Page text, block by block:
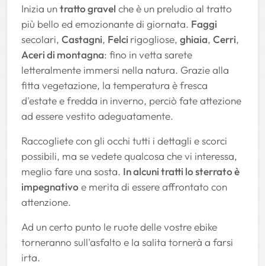
Inizia untratto gravel che è un preludio al tratto
più bello ed emozionante di giornata. Faggi
secolari, Castagni, Felci rigogliose, ghiaia, Cerri,
Aceri di montagna: fino in vetta sarete
letteralmente immersi nella natura. Grazie alla
fitta vegetazione, la temperatura è fresca
d'estate e fredda in inverno, perciò fate attezione
ad essere vestito adeguatamente.
Raccogliete con gli occhi tutti i dettagli e scorci
possibili, ma se vedete qualcosa che vi interessa,
meglio fare una sosta. In alcuni tratti lo sterrato è
impegnativo e merita di essere affrontato con
attenzione.
Ad un certo punto le ruote delle vostre ebike
torneranno sull'asfalto e la salita tornerà a farsi
irta.